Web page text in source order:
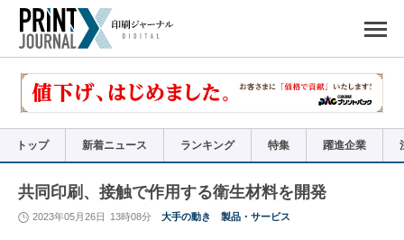
で
リ
トップ 新着ニュース ランキング 特集 躍進企業
共同印刷、接触で作用する衛生材料を開発
2023年05月26日 13時08分 大手の動き 製品・サービス